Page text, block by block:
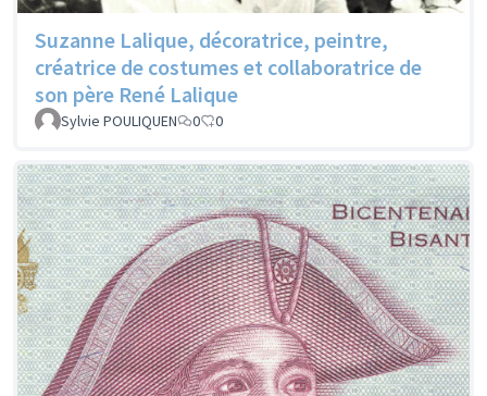
Suzanne Lalique, décoratrice, peintre,
créatrice de costumes et collaboratrice de
son père René Lalique
Sylvie POULIQUEN 0 0